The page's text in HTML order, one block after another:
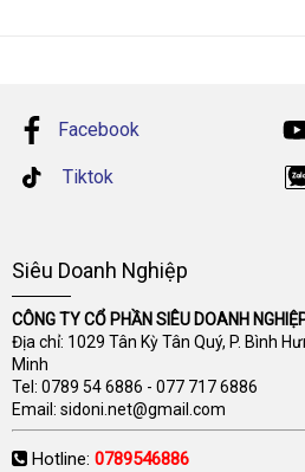
Facebook
Tiktok
Siêu Doanh Nghiệp
CÔNG TY CỔ PHẦN SIÊU DOANH
Địa chỉ: 1029 Tân Kỳ Tân Quý, P. Bình
Minh
Tel: 0789 54 6886 - 077 717 6886
Email: sidoni.net@gmail.com
Hotline: 0789546886